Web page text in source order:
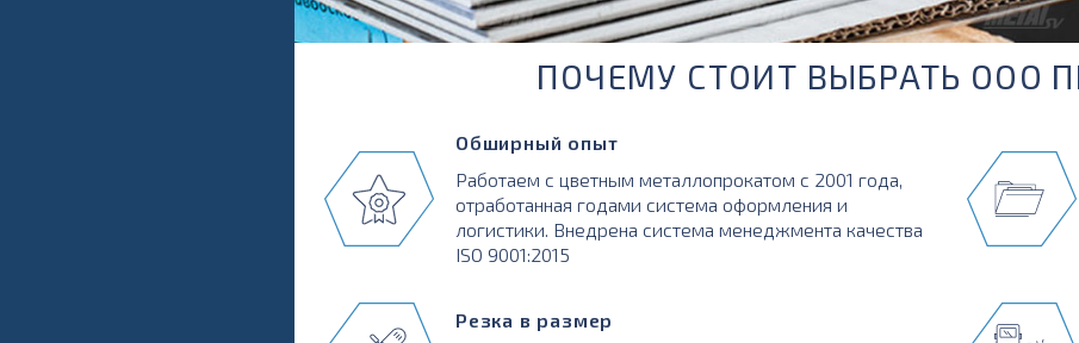
ПОЧЕМУ СТОИТ ВЫБРАТЬ ООО
Обширный опыт
Работаем с цветным металлопрокатом с 2001 года,
отработанная годами система оформления и
логистики. Внедрена система менеджмента качества
ISO 9001:2015
Резка в размер